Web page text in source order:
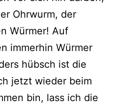
Ohrwurm, der
Würmer! Auf
immer­hin Würmer
hübsch ist die
jetzt wie­der beim
bin, lass ich die